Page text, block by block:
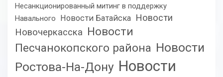
Несанкционированный митинг в поддержку
Навального
Новости Батайска Новости
Новочеркасска Новости
Песчанокопского района Новости
Ростова-На-Дону Новости